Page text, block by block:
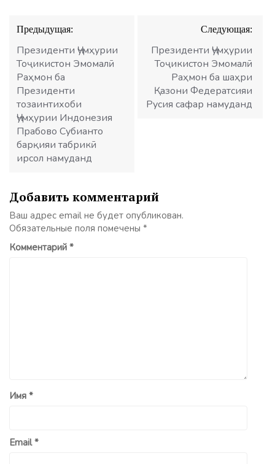
Навигация
по
записям
Предыдущая:
Президенти Ҷумҳурии
Тоҷикистон Эмомалӣ
Раҳмон ба
Президенти
тозаинтихоби
Ҷумҳурии Индонезия
Прабово Субианто
барқияи табрикӣ
ирсол намуданд
Следующая:
Президенти Ҷумҳурии
Тоҷикистон Эмомалӣ
Раҳмон ба шаҳри
Қазони Федератсияи
Русия сафар намуданд
Добавить комментарий
Ваш адрес email не будет опубликован.
Обязательные поля помечены *
Комментарий *
Имя *
Email*